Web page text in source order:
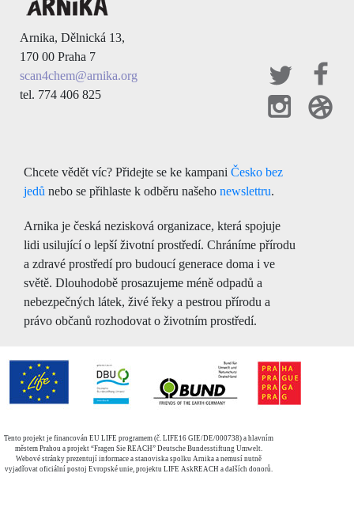
Arnika, Dělnická 13,
170 00 Praha 7
scan4chem@arnika.org
tel. 774 406 825
Chcete vědět víc? Přidejte se ke kampani Česko bez
jedů nebo se přihlaste k odběru našeho newslettru.
Arnika je česká nezisková organizace, která spojuje
lidi usilující o lepší životní prostředí. Chráníme přírodu
a zdravé prostředí pro budoucí generace doma i ve
světě. Dlouhodobě prosazujeme méně odpadů a
nebezpečných látek, živé řeky a pestrou přírodu a
právo občanů rozhodovat o životním prostředí.
Tento projekt je financován EU LIFE programem (č. LIFE16 GIE/DE/000738) a hlavním
městem Prahou a projekt “Fragen Sie REACH” Deutsche Bundesstiftung Umwelt.
Webové stránky prezentují informace a stanoviska spolku Arnika a nemusí nutně
vyjadřovat oficiální postoj Evropské unie, projektu LIFE AskREACH a dalších donorů.